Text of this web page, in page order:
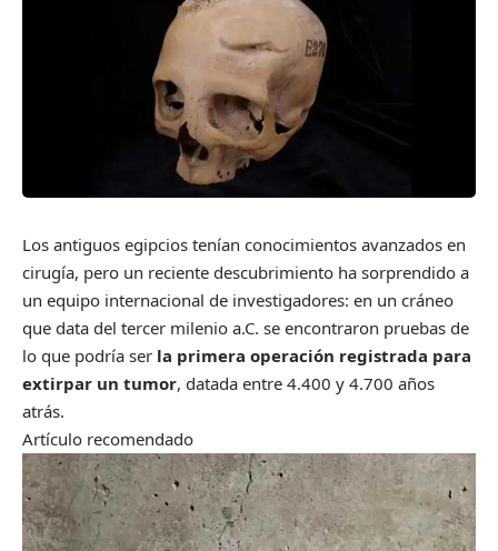
Los antiguos egipcios tenían conocimientos avanzados en
cirugía, pero un reciente descubrimiento ha sorprendido a
un equipo internacional de investigadores: en un cráneo
que data del tercer milenio a.C. se encontraron pruebas de
lo que podría ser la primera operación registrada para
extirpar un tumor, datada entre 4.400 y 4.700 años
atrás.
Artículo recomendado